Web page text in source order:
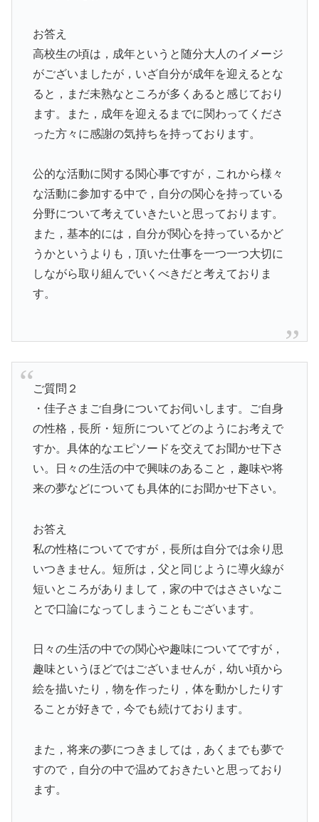
お答え
高校生の頃は，成年というと随分大人のイメージ
がございましたが，いざ自分が成年を迎えるとな
ると，まだ未熟なところが多くあると感じており
ます。また，成年を迎えるまでに関わってくださ
った方々に感謝の気持ちを持っております。
公的な活動に関する関心事ですが，これから様々
な活動に参加する中で，自分の関心を持っている
分野について考えていきたいと思っております。
また，基本的には，自分が関心を持っているかど
うかというよりも，頂いた仕事を一つ一つ大切に
しながら取り組んでいくべきだと考えておりま
す。
ご質問２
・佳子さまご自身についてお伺いします。ご自身
の性格，長所・短所についてどのようにお考えで
すか。具体的なエピソードを交えてお聞かせ下さ
い。日々の生活の中で興味のあること，趣味や将
来の夢などについても具体的にお聞かせ下さい。
お答え
私の性格についてですが，長所は自分では余り思
いつきません。短所は，父と同じように導火線が
短いところがありまして，家の中ではささいなこ
とで口論になってしまうこともございます。
日々の生活の中での関心や趣味についてですが，
趣味というほどではございませんが，幼い頃から
絵を描いたり，物を作ったり，体を動かしたりす
ることが好きで，今でも続けております。
また，将来の夢につきましては，あくまでも夢で
すので，自分の中で温めておきたいと思っており
ます。